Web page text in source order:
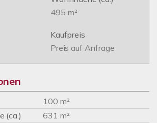
495 m²
Kaufpreis
Preis auf Anfrage
100 m²
(ca.)
631 m²